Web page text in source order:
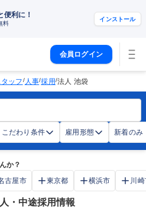
便利に！
料
インストール
会員ログイン
ッフ/人事/採用/法人 池袋
こだわり条件 雇用形態 新着のみ
か？
古屋市 東京都 横浜市 川
・中途採用情報